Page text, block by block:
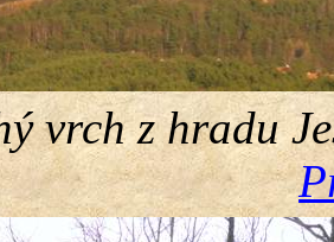
vrch z hradu